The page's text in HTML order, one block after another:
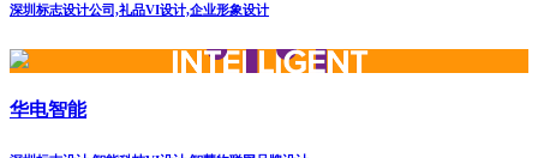
深圳标志设计公司,礼品VI设计,企业形象设计
华电智能